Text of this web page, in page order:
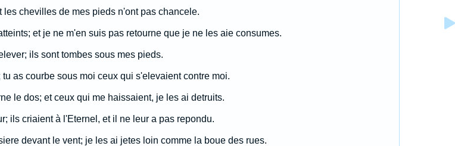
chevilles de mes pieds n'ont pas chancele.
et je ne m'en suis pas retourne que je ne les aie consumes.
ils sont tombes sous mes pieds.
as courbe sous moi ceux qui s'elevaient contre moi.
le dos; et ceux qui me haissaient, je les ai detruits.
ils criaient à l'Eternel, et il ne leur a pas repondu.
devant le vent; je les ai jetes loin comme la boue des rues.